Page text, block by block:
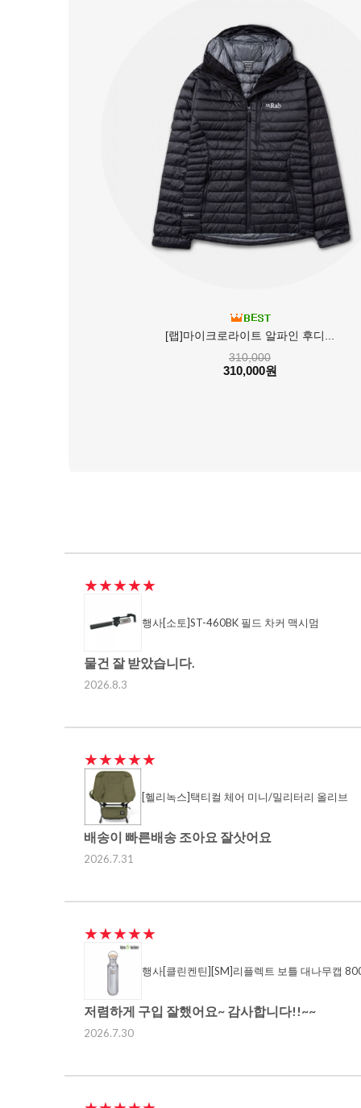
[랩]마이크로라이트 알파인 후디...
310,000
310,000원
★★★★★
행사[소토]ST-460BK 필드 차커 맥시멈
물건 잘 받았습니다.
2026.8.3
★★★★★
[헬리녹스]택티컬 체어 미니/밀리터리 올리브
배송이 빠른배송 조아요 잘삿어요
2026.7.31
★★★★★
행사[클린켄틴][SM]리플렉트 보틀 대나무캡
저렴하게 구입 잘했어요~ 감사합니다!!~~
2026.7.30